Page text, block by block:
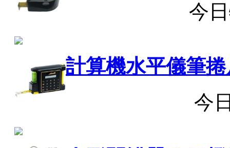
今
計算機水平儀筆
今